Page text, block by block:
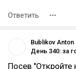
Ответить
Bublikov Anton
Посев